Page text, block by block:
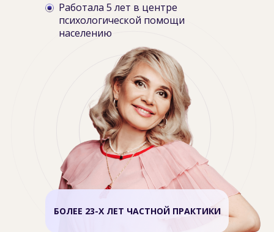
Работала 5 лет в центре
психологической помощи
населению
БОЛЕЕ 23-Х ЛЕТ ЧАСТНОЙ ПРАКТИКИ